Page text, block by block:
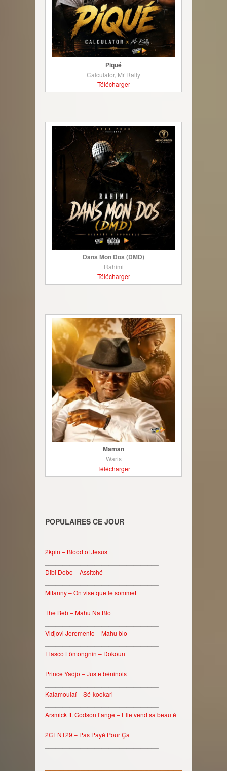
Piqué
Calculator, Mr Rally
Télécharger
Dans Mon Dos (DMD)
Rahimi
Télécharger
Maman
Waris
Télécharger
POPULAIRES CE JOUR
2kpin – Blood of Jesus
Dibi Dobo – Assitché
Mifanny – On vise que le sommet
The Beb – Mahu Na Blo
Vidjovi Jeremento – Mahu blo
Elasco Lômongnin – Dokoun
Prince Yadjo – Juste béninois
Kalamoulaï – Sé-kookari
Arsmick ft. Godson l’ange – Elle vend sa beauté
2CENT29 – Pas Payé Pour Ça